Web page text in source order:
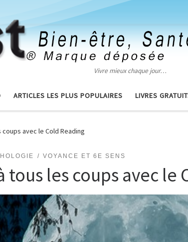
Vivre mieux chaque jour…
ARTICLES LES PLUS POPULAIRES LIVRES
avec le Cold Reading
VOYANCE ET 6E SENS
les coups avec le